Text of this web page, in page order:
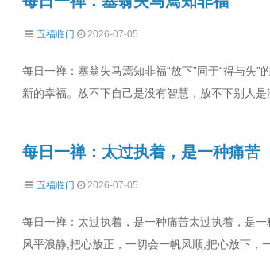
五福临门 2026-07-05
每日一禅：塞翁失马焉知非福“放下”同于“得与失
新的幸福。放不下自己是没有智慧，放不下别人
每日一禅：太过执着，是一种痛苦
五福临门 2026-07-05
每日一禅：太过执着，是一种痛苦太过执着，是
风平浪静;把心放正，一切会一帆风顺;把心放下，